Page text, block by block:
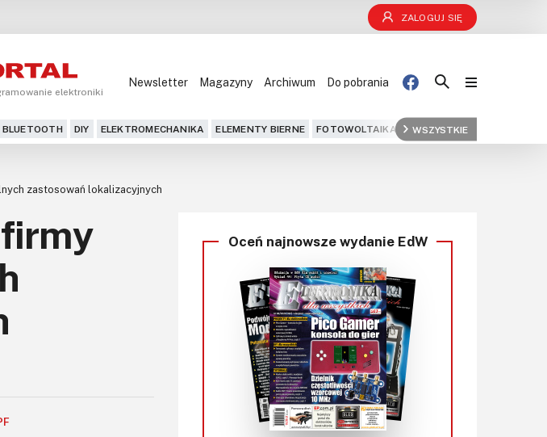
ZALOGUJ SIĘ
elektroniki
Newsletter Magazyny Archiwum Do pobrania
BLUETOOTH DIY ELEKTROMECHANIKA ELEMENTY BIERNE FOTOWOLTAIKA FPGA GPS
WSZYSTKIE
Blog
DIY+
Czytelnia
Dla Ciebie
KITy AVT
Kontakt
zastosowań lokalizacyjnych
Oceń najnowsze wydanie EdW